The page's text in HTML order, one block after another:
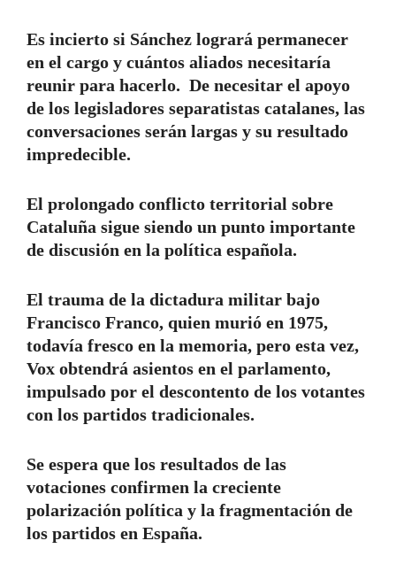
Es incierto si Sánchez logrará permanecer
en el cargo y cuántos aliados necesitaría
reunir para hacerlo. De necesitar el apoyo
de los legisladores separatistas catalanes, las
conversaciones serán largas y su resultado
impredecible.
El prolongado conflicto territorial sobre
Cataluña sigue siendo un punto importante
de discusión en la política española.
El trauma de la dictadura militar bajo
Francisco Franco, quien murió en 1975,
todavía fresco en la memoria, pero esta vez,
Vox obtendrá asientos en el parlamento,
impulsado por el descontento de los votantes
con los partidos tradicionales.
Se espera que los resultados de las
votaciones confirmen la creciente
polarización política y la fragmentación de
los partidos en España.